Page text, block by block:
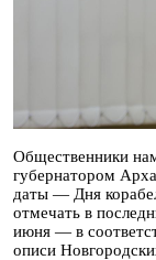
Общественники
губернатором
даты — Дня
отмечать в
июня — в
описи